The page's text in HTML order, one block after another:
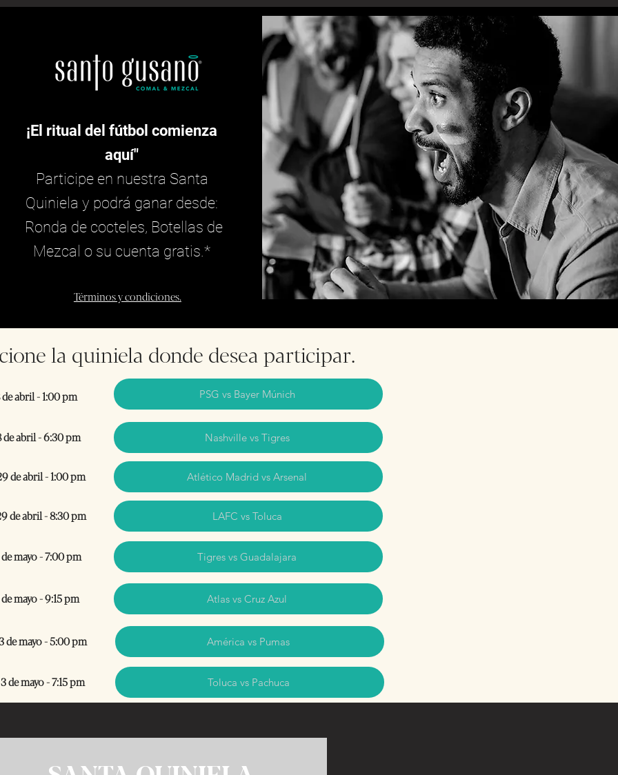
¡El ritual del fútbol comienza
aquí"
Participe en nuestra Santa
Quiniela y podrá ganar desde:
Ronda de cocteles, Botellas de
Mezcal o su cuenta gratis.*
Términos y condiciones.
la quiniela donde desea participar.
abril - 1:00 pm PSG vs Bayer Múnich
de abril - 6:30 pm Nashville vs Tigres
de abril - 1:00 pm Atlético Madrid vs Arsenal
de abril - 8:30 pm LAFC vs Toluca
mayo - 7:00 pm Tigres vs Guadalajara
mayo - 9:15 pm Atlas vs Cruz Azul
de mayo - 5:00 pm América vs Pumas
de mayo - 7:15 pm Toluca vs Pachuca